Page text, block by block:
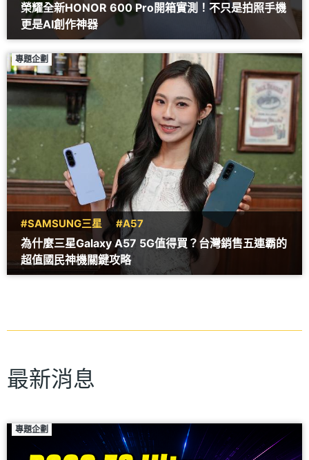
榮耀全新HONOR 600 Pro開箱實測！不只是拍照手機
更是AI創作神器
專題企劃
#SAMSUNG三星 #A57
為什麼三星Galaxy A57 5G值得買？台灣銷售五連霸的
超值國民神機關鍵攻略
最新消息
專題企劃